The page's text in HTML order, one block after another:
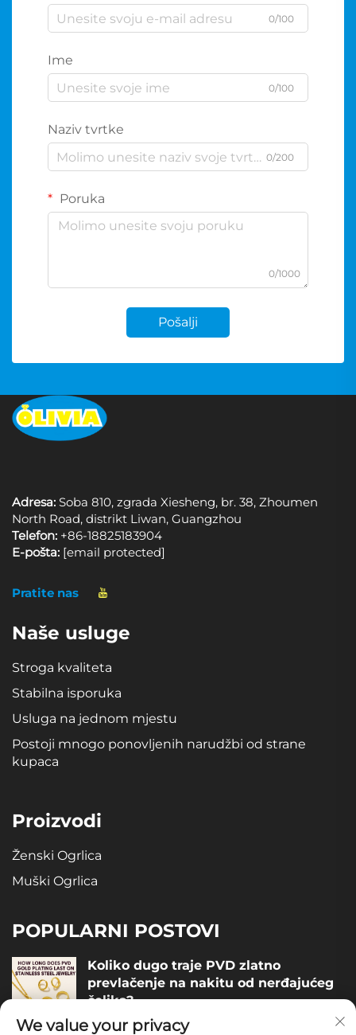
0/100
Ime
0/100
Naziv tvrtke
0/200
Poruka
0/1000
Pošalji
Adresa: Soba 810, zgrada Xiesheng, br. 38, Zhoumen
North Road, distrikt Liwan, Guangzhou
Telefon: +86-18825183904
E-pošta: [email protected]
Pratite nas
Naše usluge
Stroga kvaliteta
Stabilna isporuka
Usluga na jednom mjestu
Postoji mnogo ponovljenih narudžbi od strane
kupaca
Proizvodi
Ženski Ogrlica
Muški Ogrlica
POPULARNI POSTOVI
Koliko dugo traje PVD zlatno
prevlačenje na nakitu od nerđajućeg
čelika?
December 05, 2025
We value your privacy